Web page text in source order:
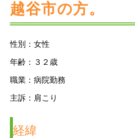
越谷市の方。
性別：女性
年齢：３２歳
職業：病院勤務
主訴：肩こり
経緯